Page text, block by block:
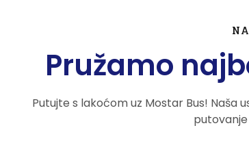
Pružamo
Putujte s lakoćom uz Mostar Bus! Naša